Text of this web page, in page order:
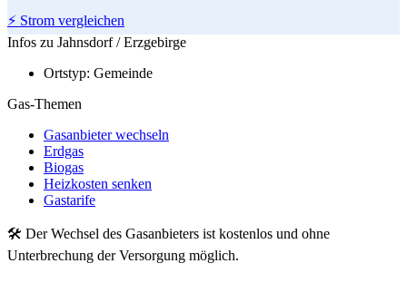
⚡ Strom vergleichen
Infos zu Jahnsdorf / Erzgebirge
Ortstyp: Gemeinde
Gas-Themen
Gasanbieter wechseln
Erdgas
Biogas
Heizkosten senken
Gastarife
🛠 Der Wechsel des Gasanbieters ist kostenlos und ohne
Unterbrechung der Versorgung möglich.